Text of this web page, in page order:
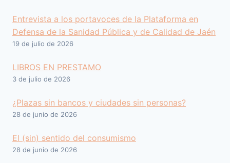
Entrevista a los portavoces de la Plataforma en
Defensa de la Sanidad Pública y de Calidad de Jaén
19 de julio de 2026
LIBROS EN PRESTAMO
3 de julio de 2026
¿Plazas sin bancos y ciudades sin personas?
28 de junio de 2026
El (sin) sentido del consumismo
28 de junio de 2026